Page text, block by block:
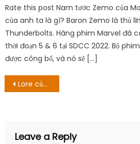
Rate this post Nam tước Zemo của
của anh ta là gì? Baron Zemo là thủ
Thunderbolts. Hãng phim Marvel đã
thời đoạn 5 & 6 tại SDCC 2022. Bộ
được công bố, và nó sẽ […]
Post
Lore của Dark Souls sẽ được tạo ra trong nhị cuốn sách lớn, vinh quang đãng
Leave a Reply